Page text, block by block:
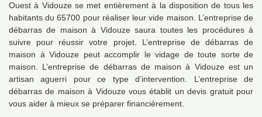
Ouest à Vidouze se met entièrement à la disposition de tous les
habitants du 65700 pour réaliser leur vide maison. L’entreprise de
débarras de maison à Vidouze saura toutes les procédures à
suivre pour réussir votre projet. L’entreprise de débarras de
maison à Vidouze peut accomplir le vidage de toute sorte de
maison. L’entreprise de débarras de maison à Vidouze est un
artisan aguerri pour ce type d’intervention. L’entreprise de
débarras de maison à Vidouze vous établit un devis gratuit pour
vous aider à mieux se préparer financièrement.